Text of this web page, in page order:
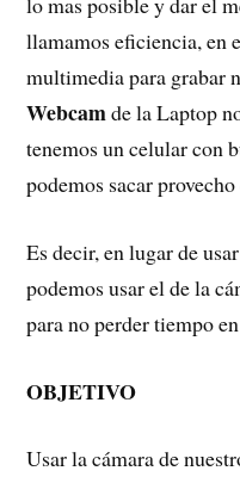
llamamos eficiencia, en
multimedia para grabar
Webcamde la Laptop
tenemos un celular con
podemos sacar provecho
Es decir, en lugar de
podemos usar el de la
para no perder tiempo
OBJETIVO
Usar la cámara de